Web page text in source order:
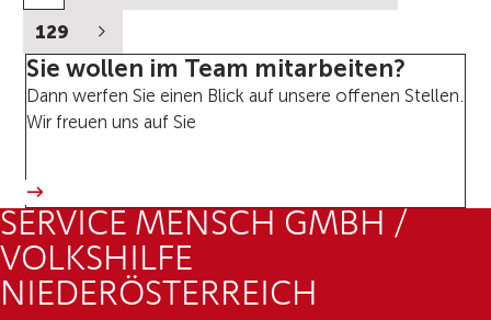
129
Sie wollen im Team mitarbeiten?
Dann werfen Sie einen Blick auf unsere offenen Stellen.
Wir freuen uns auf Sie
SERVICE MENSCH GMBH /
VOLKSHILFE
NIEDERÖSTERREICH